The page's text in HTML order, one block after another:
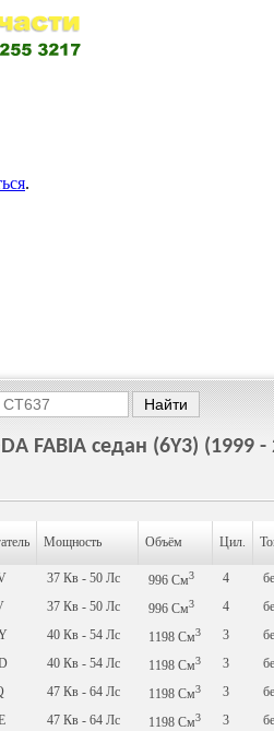
.
FABIA седан (6Y3) (1999 -
Мощность Объём Цил.
37 Кв - 50 Лс 996 См3 4
37 Кв - 50 Лс 996 См3 4
40 Кв - 54 Лс 1198 См3 3
40 Кв - 54 Лс 1198 См3 3
47 Кв - 64 Лс 1198 См3 3
47 Кв - 64 Лс 1198 См3 3